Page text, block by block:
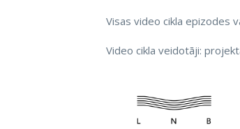
Visas video cikla epizodes
Video cikla veidotāji: